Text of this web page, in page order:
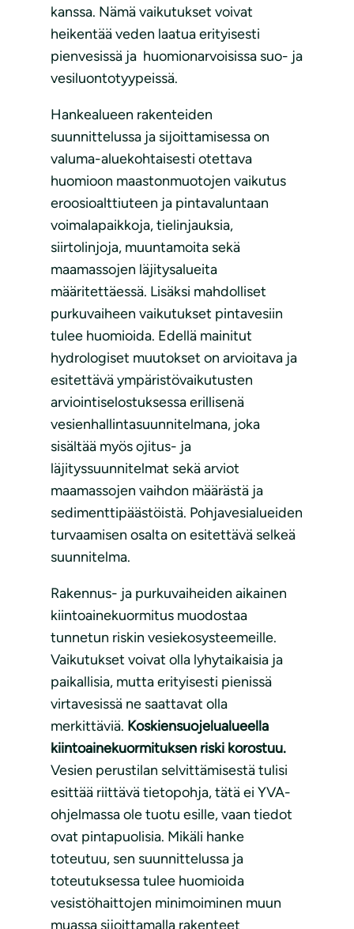
kanssa. Nämä vaikutukset voivat
heikentää veden laatua erityisesti
pienvesissä ja huomionarvoisissa suo- ja
vesiluontotyypeissä.
Hankealueen rakenteiden
suunnittelussa ja sijoittamisessa on
valuma-aluekohtaisesti otettava
huomioon maastonmuotojen vaikutus
eroosioalttiuteen ja pintavaluntaan
voimalapaikkoja, tielinjauksia,
siirtolinjoja, muuntamoita sekä
maamassojen läjitysalueita
määritettäessä. Lisäksi mahdolliset
purkuvaiheen vaikutukset pintavesiin
tulee huomioida. Edellä mainitut
hydrologiset muutokset on arvioitava ja
esitettävä ympäristövaikutusten
arviointiselostuksessa erillisenä
vesienhallintasuunnitelmana, joka
sisältää myös ojitus- ja
läjityssuunnitelmat sekä arviot
maamassojen vaihdon määrästä ja
sedimenttipäästöistä. Pohjavesialueiden
turvaamisen osalta on esitettävä selkeä
suunnitelma.
Rakennus- ja purkuvaiheiden aikainen
kiintoainekuormitus muodostaa
tunnetun riskin vesiekosysteemeille.
Vaikutukset voivat olla lyhytaikaisia ja
paikallisia, mutta erityisesti pienissä
virtavesissä ne saattavat olla
merkittäviä. Koskiensuojelualueella
kiintoainekuormituksen riski korostuu.
Vesien perustilan selvittämisestä tulisi
esittää riittävä tietopohja, tätä ei YVA-
ohjelmassa ole tuotu esille, vaan tiedot
ovat pintapuolisia. Mikäli hanke
toteutuu, sen suunnittelussa ja
toteutuksessa tulee huomioida
vesistöhaittojen minimoiminen muun
muassa sijoittamalla rakenteet